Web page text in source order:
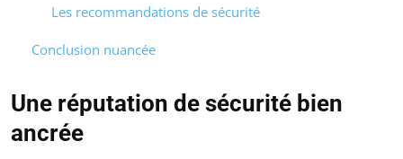
Les recommandations de sécurité
Conclusion nuancée
Une réputation de sécurité bien
ancrée